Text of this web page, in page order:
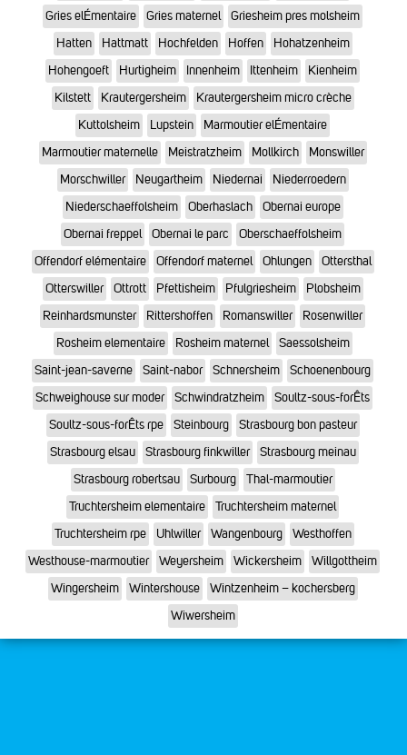
Gries elÉmentaire
Gries maternel
Griesheim pres molsheim
Hatten
Hattmatt Hochfelden Hoffen
Hohatzenheim
Hohengoeft
Hurtigheim Innenheim Ittenheim
Kienheim
Kilstett
Krautergersheim
Krautergersheim micro crèche
Kuttolsheim
Lupstein
Marmoutier elÉmentaire
Marmoutier maternelle
Meistratzheim Mollkirch
Monswiller
Morschwiller
Neugartheim Niedernai
Niederroedern
Niederschaeffolsheim
Oberhaslach
Obernai europe
Obernai freppel
Obernai le parc
Oberschaeffolsheim
Offendorf elémentaire
Offendorf maternel Ohlungen
Ottersthal
Otterswiller
Ottrott Pfettisheim Pfulgriesheim
Plobsheim
Reinhardsmunster
Rittershoffen Romanswiller
Rosenwiller
Rosheim elementaire
Rosheim maternel
Saessolsheim
Saint-jean-saverne
Saint-nabor Schnersheim
Schoenenbourg
Schweighouse sur moder
Schwindratzheim
Soultz-sous-forÊts
Soultz-sous-forÊts rpe
Steinbourg
Strasbourg bon pasteur
Strasbourg elsau
Strasbourg finkwiller
Strasbourg meinau
Strasbourg robertsau
Surbourg
Thal-marmoutier
Truchtersheim elementaire
Truchtersheim maternel
Truchtersheim rpe
Uhlwiller Wangenbourg
Westhoffen
Westhouse-marmoutier
Weyersheim Wickersheim
Willgottheim
Wingersheim
Wintershouse
Wintzenheim – kochersberg
Wiwersheim